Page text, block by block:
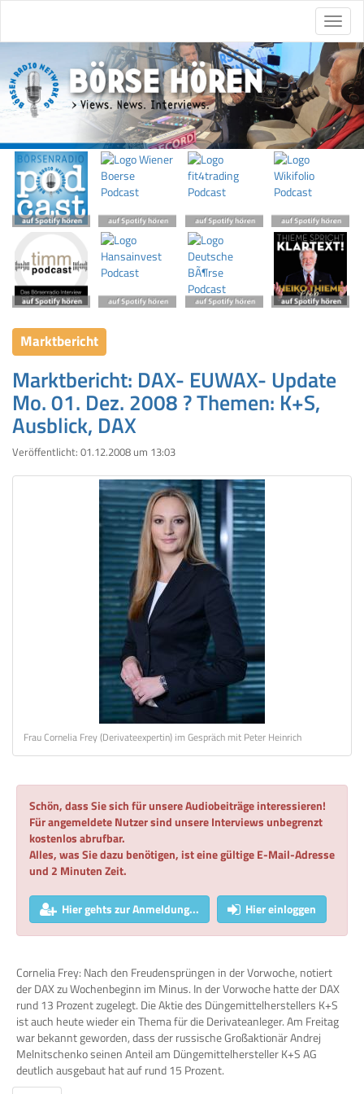
Marktbericht
Marktbericht: DAX- EUWAX- Update
Mo. 01. Dez. 2008 ? Themen: K+S,
Ausblick, DAX
Veröffentlicht: 01.12.2008 um 13:03
Frau Cornelia Frey (Derivateexpertin) im Gespräch mit Peter Heinrich
Schön, dass Sie sich für unsere Audiobeiträge interessieren!
Für angemeldete Nutzer sind unsere Interviews unbegrenzt
kostenlos abrufbar.
Alles, was Sie dazu benötigen, ist eine gültige E-Mail-Adresse
und 2 Minuten Zeit.
Hier gehts zur Anmeldung... Hier einloggen
Cornelia Frey: Nach den Freudensprüngen in der Vorwoche, notiert
der DAX zu Wochenbeginn im Minus. In der Vorwoche hatte der DAX
rund 13 Prozent zugelegt. Die Aktie des Düngemittelherstellers K+S
ist auch heute wieder ein Thema für die Derivateanleger. Am Freitag
war bekannt geworden, dass der russische Großaktionär Andrej
Melnitschenko seinen Anteil am Düngemittelhersteller K+S AG
deutlich ausgebaut hat auf rund 15 Prozent.